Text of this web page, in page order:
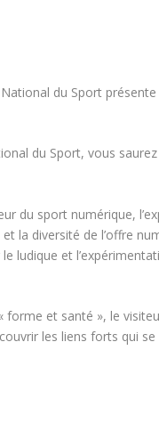
du Sport
du Sport, vous
du sport numérique,
la diversité de l’offre
ludique et
et santé », le
les liens forts qui